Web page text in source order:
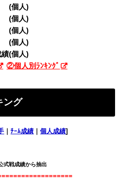
(個人)
(個人)
(個人)
(個人)
績(個人)
②個人別ﾗﾝｷﾝｸﾞ
ング
｜ﾁｰﾑ成績 ｜個人成績]
式戦成績から抽出